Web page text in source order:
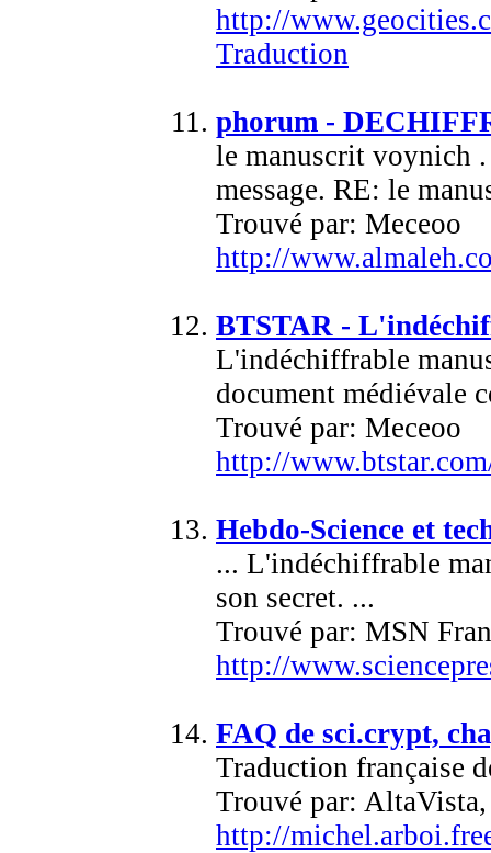
http://
Traduction
phorum -
le manuscrit voynich
message. RE: le
Trouvé par: Meceoo
http://
BTSTAR -
L'indéchiffrable
document médiévale
Trouvé par: Meceoo
http://
Hebdo-Science et
... L'indéchiffrable
son secret. ...
Trouvé par: MSN
http://
FAQ de sci.crypt,
Traduction française
Trouvé par:
http://